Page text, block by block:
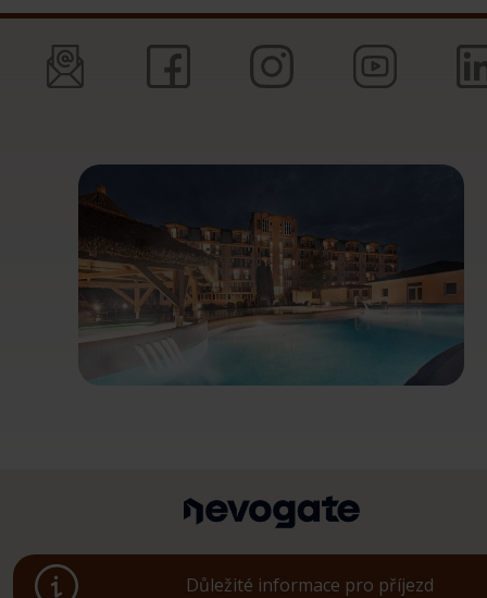
Důležité informace pro příjezd